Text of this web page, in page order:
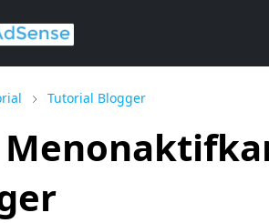
Tutorial Blogger